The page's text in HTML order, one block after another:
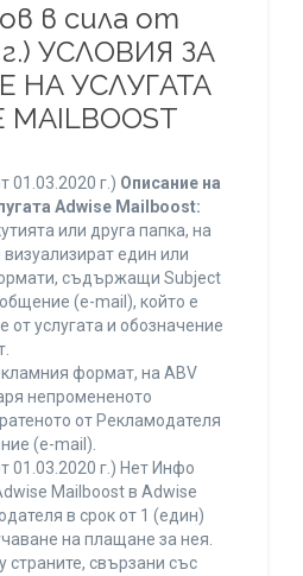
в сила от
г.) УСЛОВИЯ ЗА
НА УСЛУГАТА
MAILBOOST
01.03.2020 г.) Описание на
Adwise Mailboost:
или друга папка, на
един или
съдържащи Subject
(e-mail), който е
от услугата и обозначение
формат, на ABV
непромененото
от Рекламодателя
(e-mail).
01.03.2020 г.) Нет Инфо
Mailboost в Adwise
в срок от 1 (един)
на плащане за нея.
свързани със